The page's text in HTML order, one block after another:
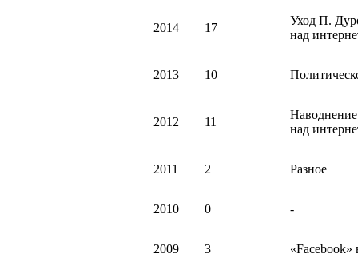
2014 17
Уход П.
над
2013 10
2012 11
Наводнение
над
2011 2 Разное
2010 0 -
2009 3